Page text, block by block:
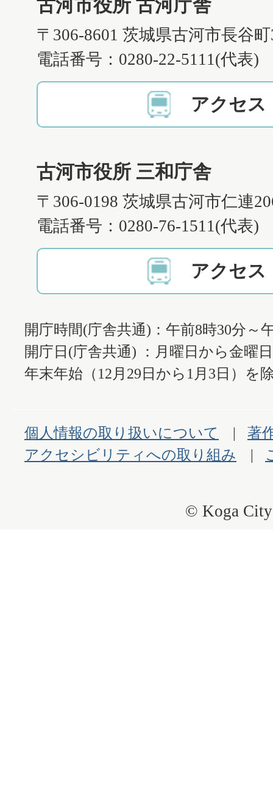
古河市役所 古河庁舎
〒306-8601 茨城県古河市長谷
電話番号：0280-22-5111(代表)
アクセス
古河市役所 三和庁舎
〒306-0198 茨城県古河市仁連
電話番号：0280-76-1511(代表)
アクセス
開庁時間(庁舎共通)：午前8時30分～
開庁日(庁舎共通) ：月曜日から金曜
年末年始（12月29日から1月3日）を
個人情報の取り扱いについて
著
アクセシビリティへの取り組み
© Koga City